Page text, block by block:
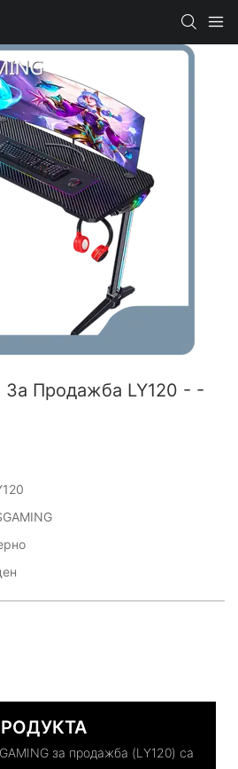
Продажба LY120 - -
за продажба (LY120) са